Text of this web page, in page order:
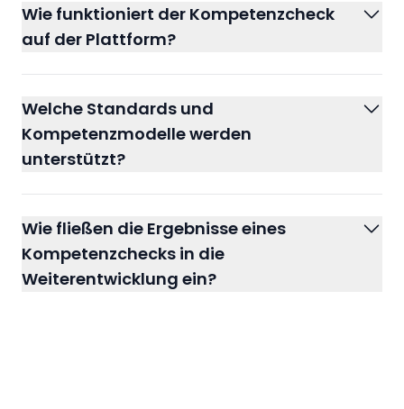
Wie funktioniert der Kompetenzcheck
auf der Plattform?
mehrstufigen, KI-gestützten Verfahren
(NLP)
Welche Standards und
Kompetenzmodelle werden
unterstützt?
ESCO (EU Skills Framework)
Wie fließen die Ergebnisse eines
Kompetenzchecks in die
Weiterentwicklung ein?